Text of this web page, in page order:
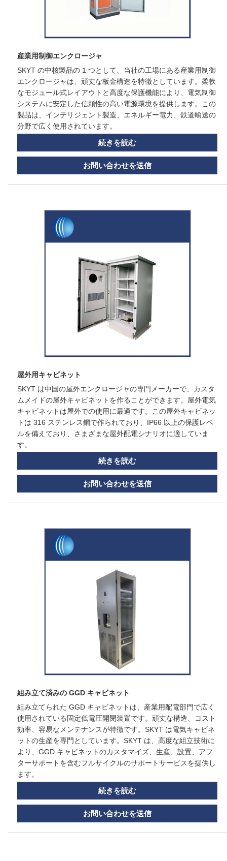
産業用制御エンクロージャ
SKYT の中核製品の 1 つとして、当社の工場にある産業用制御
エンクロージャは、頑丈な板金構造を特徴としています。柔軟
なモジュール式レイアウトと高度な保護機能により、電気制御
システムに安定した信頼性の高い電源環境を提供します。この
製品は、インテリジェント製造、エネルギー電力、鉄道輸送の
分野で広く使用されています。
続きを読む
お問い合わせを送信
屋外用キャビネット
SKYT は中国の屋外エンクロージャの専門メーカーで、カスタ
ムメイドの屋外キャビネットを作ることができます。屋外電気
キャビネットは屋外での使用に最適です。この屋外キャビネッ
トは 316 ステンレス鋼で作られており、IP66 以上の保護レベ
ルを備えており、さまざまな屋外配電シナリオに適していま
す。
続きを読む
お問い合わせを送信
組み立て済みの GGD キャビネット
組み立てられた GGD キャビネットは、産業用配電部門で広く
使用されている固定低電圧開閉装置です。頑丈な構造、コスト
効率、容易なメンテナンスが特徴です。SKYT は電気キャビネ
ットの生産を専門としています。SKYT は、高度な組立技術に
より、GGD キャビネットのカスタマイズ、生産、設置、アフ
ターサポートを含むフルサイクルのサポートサービスを提供し
ます。
続きを読む
お問い合わせを送信